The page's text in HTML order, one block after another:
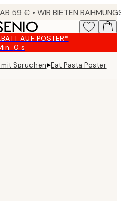
AUF POSTER*
0 s
Gültig
bis:
2026-
Sprüchen▸Eat Pasta Poster